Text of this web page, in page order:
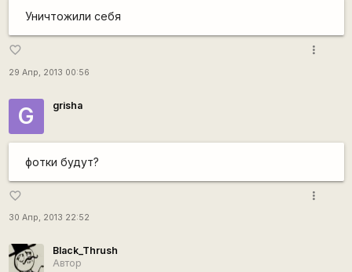
Уничтожили себя
favorite_border
29 Апр, 2013 00:56
more_vert
G grisha
фотки будут?
favorite_border
30 Апр, 2013 22:52
more_vert
Black_Thrush
Автор